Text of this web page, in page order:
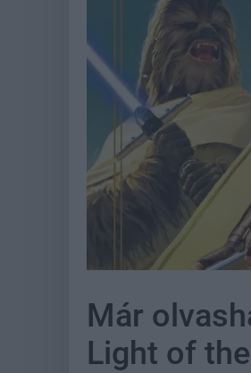
Már
Light of